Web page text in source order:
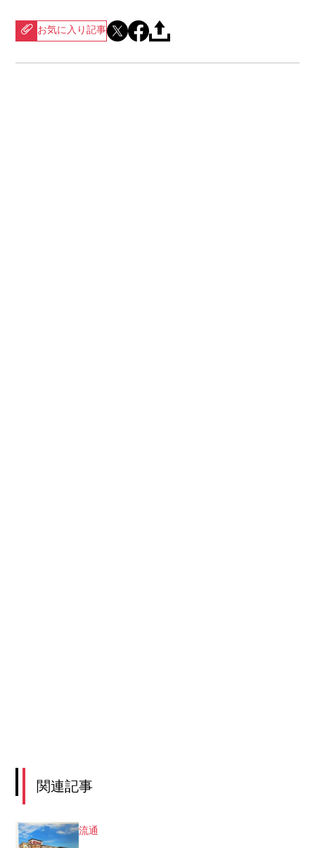
お気に入り記事
関連記事
流通